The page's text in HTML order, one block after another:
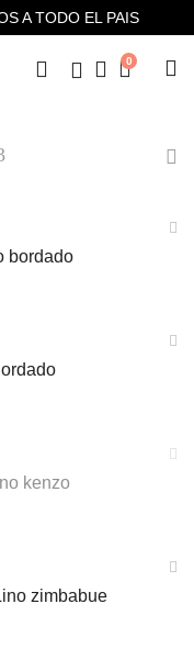
A TODO EL PAIS
0
bordado
kenzo
zimbabue